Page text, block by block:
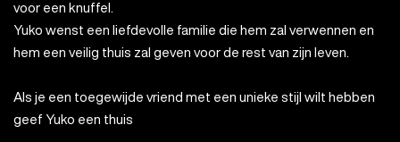
voor een knuffel.
Yuko wenst een liefdevolle familie die hem zal verwennen en
hem een veilig thuis zal geven voor de rest van zijn leven.
Als je een toegewijde vriend met een unieke stijl wilt hebben
geef Yuko een thuis